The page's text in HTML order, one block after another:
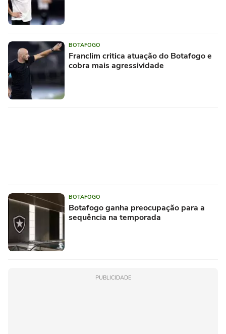
BOTAFOGO
Franclim critica atuação do Botafogo e
cobra mais agressividade
BOTAFOGO
Botafogo ganha preocupação para a
sequência na temporada
PUBLICIDADE